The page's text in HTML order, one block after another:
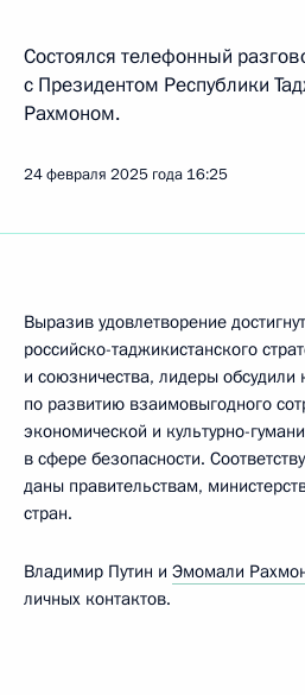
Состоялся телефонный
с Президентом Республики
Рахмоном.
24 февраля 2025 года 16:25
Выразив удовлетворение
российско-таджикистанского
и союзничества, лидеры обсудили
по развитию взаимовыгодного
экономической и культурно-
в сфере безопасности.
даны правительствам,
стран.
Владимир Путин и Эмомали
личных контактов.